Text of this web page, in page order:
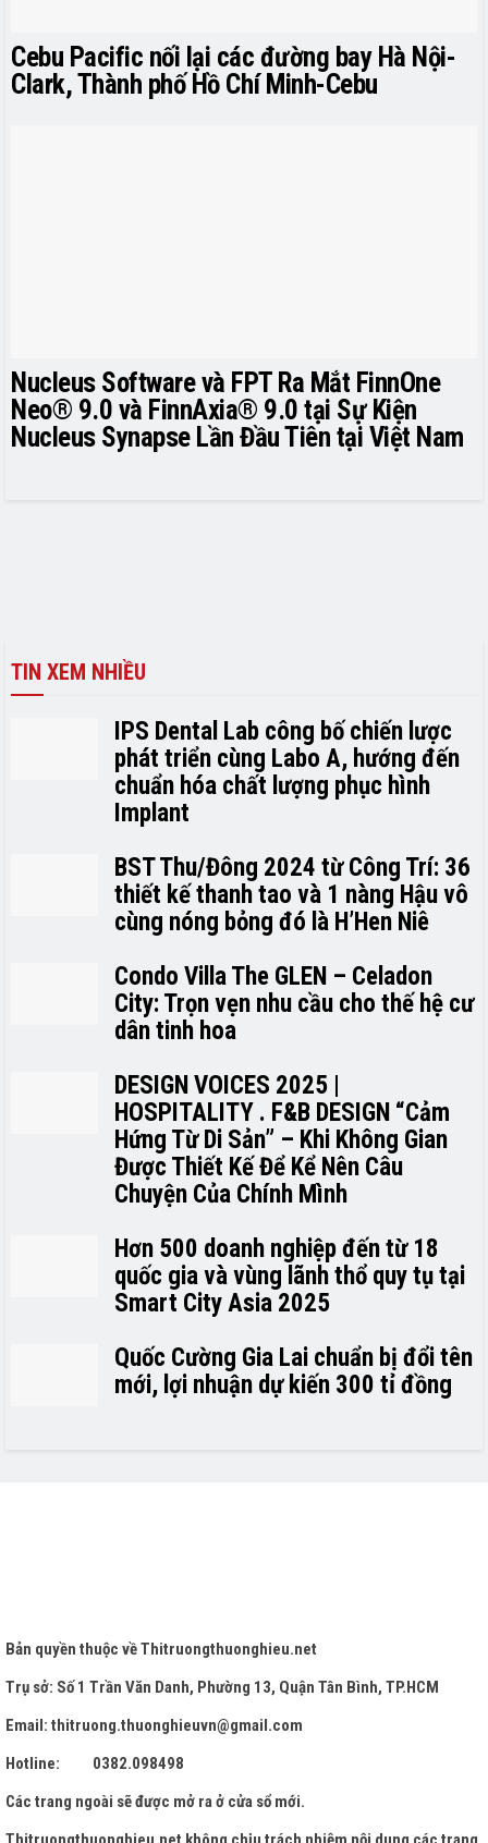
Cebu Pacific nối lại các đường bay Hà Nội-
Clark, Thành phố Hồ Chí Minh-Cebu
Nucleus Software và FPT Ra Mắt FinnOne
Neo® 9.0 và FinnAxia® 9.0 tại Sự Kiện
Nucleus Synapse Lần Đầu Tiên tại Việt Nam
TIN XEM NHIỀU
IPS Dental Lab công bố chiến lược
phát triển cùng Labo A, hướng đến
chuẩn hóa chất lượng phục hình
Implant
BST Thu/Đông 2024 từ Công Trí: 36
thiết kế thanh tao và 1 nàng Hậu vô
cùng nóng bỏng đó là H’H­­­­en Niê
Condo Villa The GLEN – Celadon
City: Trọn vẹn nhu cầu cho thế hệ cư
dân tinh hoa
DESIGN VOICES 2025 |
HOSPITALITY . F&B DESIGN “Cảm
Hứng Từ Di Sản” – Khi Không Gian
Được Thiết Kế Để Kể Nên Câu
Chuyện Của Chính Mình
Hơn 500 doanh nghiệp đến từ 18
quốc gia và vùng lãnh thổ quy tụ tại
Smart City Asia 2025
Quốc Cường Gia Lai chuẩn bị đổi tên
mới, lợi nhuận dự kiến 300 tỉ đồng
Bản quyền thuộc vềThitruongthuonghieu.net
Trụ sở: Số 1 Trần Văn Danh, Phường 13, Quận Tân Bình, TP.HCM
Email: thitruong.thuonghieuvn@gmail.com
Hotline: 0382.098498
Các trang ngoài sẽ được mở ra ở cửa sổ mới.